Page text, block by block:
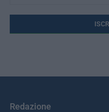
Redazione